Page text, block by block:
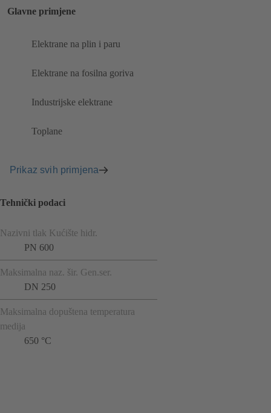
Glavne primjene
Elektrane na plin i paru
Elektrane na fosilna goriva
Industrijske elektrane
Toplane
Prikaz svih primjena
Tehnički podaci
Nazivni tlak Kućište hidr.
PN 600
Maksimalna naz. šir. Gen.ser.
DN 250
Maksimalna dopuštena temperatura
medija
650 °C